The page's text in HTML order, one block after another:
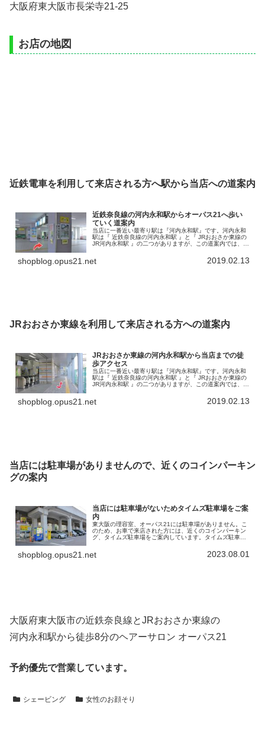
大阪府東大阪市長栄寺21-25
お店の地図
近鉄電車を利用して来店される方へ駅から当店への道案内
近鉄奈良線の河内永和駅からオーパス21へ歩い
ていく道案内
当店に一番近い最寄り駅は『河内永和駅』です。河内永和
駅は『 近鉄奈良線の河内永和駅 』と『 JRおおさか東線の
JR河内永和駅 』の二つがありますが、この道案内では、近
shopblog.opus21.net 2019.02.13
JRおおさか東線を利用して来店される方への道案内
JRおおさか東線の河内永和駅から当店までの徒
歩アクセス
当店に一番近い最寄り駅は『河内永和駅』です。河内永和
駅は『 近鉄奈良線の河内永和駅 』と『 JRおおさか東線の
JR河内永和駅 』の二つがありますが、この道案内では、
shopblog.opus21.net 2019.02.13
当店には駐車場がありませんので、近くのコインパーキン
グの案内
当店には駐車場がないためタイムズ駐車場をご案
内
東大阪の理容室、オーパス21には駐車場がありません。こ
のため、お車で来店された方には、近くのコインパーキン
グ、タイムズ駐車場をご案内しています。タイムズ駐車場
shopblog.opus21.net 2023.08.01
大阪府東大阪市の近鉄奈良線とJRおおさか東線の
河内永和駅から徒歩8分のヘアーサロン オーパス21
予約優先で営業しています。
シェービング 女性のお顔そり